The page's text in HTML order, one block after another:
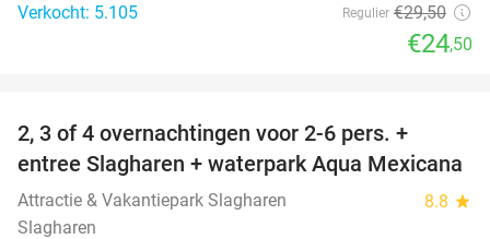
Verkocht: 5.105
Regulier €29,50
€24,50
2, 3 of 4 overnachtingen voor 2-6 pers. +
entree Slagharen + waterpark Aqua Mexicana
Attractie & Vakantiepark Slagharen 8.8 star
Slagharen